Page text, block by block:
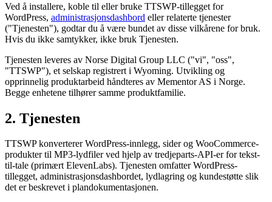
Ved å installere, koble til eller bruke TTSWP-tillegget for
WordPress, administrasjonsdashbord eller relaterte tjenester
("Tjenesten"), godtar du å være bundet av disse vilkårene for bruk.
Hvis du ikke samtykker, ikke bruk Tjenesten.
Tjenesten leveres av Norse Digital Group LLC ("vi", "oss",
"TTSWP"), et selskap registrert i Wyoming. Utvikling og
opprinnelig produktarbeid håndteres av Mementor AS i Norge.
Begge enhetene tilhører samme produktfamilie.
2. Tjenesten
TTSWP konverterer WordPress-innlegg, sider og WooCommerce-
produkter til MP3-lydfiler ved hjelp av tredjeparts-API-er for tekst-
til-tale (primært ElevenLabs). Tjenesten omfatter WordPress-
tillegget, administrasjonsdashbordet, lydlagring og kundestøtte slik
det er beskrevet i plandokumentasjonen.